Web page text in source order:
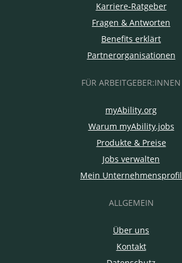
Karriere-Ratgeber
Fragen & Antworten
Benefits erklärt
Partnerorganisationen
FÜR ARBEITGEBER:INNEN
myAbility.org
Warum myAbility.jobs
Produkte & Preise
Jobs verwalten
Mein Unternehmensprofil
ALLGEMEIN
Über uns
Kontakt